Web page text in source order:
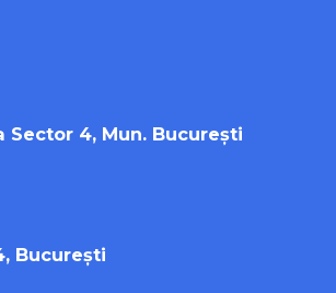
Sector 4, Mun. București
București